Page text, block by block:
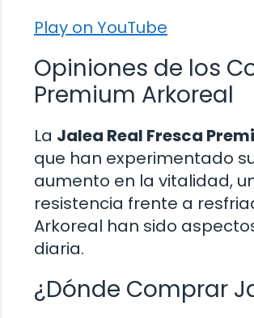
Play on YouTube
Opiniones de los
Premium Arkoreal
La Jalea Real Fresca
que han experimentado
aumento en la vitalidad,
resistencia frente a
Arkoreal han sido
diaria.
¿Dónde Comprar